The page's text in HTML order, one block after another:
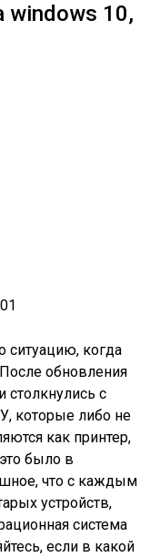
windows 10,
ситуацию, когда
обновления
столкнулись с
которые либо не
как принтер,
было в
что с каждым
устройств,
система
если в какой